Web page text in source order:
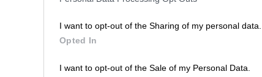
I want to opt-out of the Sharing of my personal data.
Opted In
I want to opt-out of the Sale of my Personal Data.